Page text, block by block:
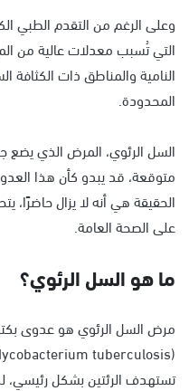
وعلى الرغم من التقدم الطبي
التي تُسبب معدلات عالية من
النامية والمناطق ذات الكثافة
المحدودة.
السل الرئوي، المرض الذي
متوقعة، قد يبدو كأن هذا
الحقيقة هي أنه لا يزال حاضرًا،
على الصحة العامة.
ما هو السل الرئوي؟
مرض السل الرئوي هو عدوى
تستهدف الرئتين بشكل رئيسي،